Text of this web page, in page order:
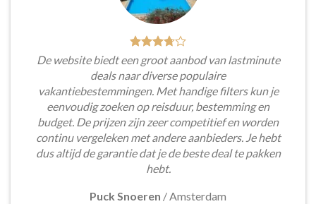
De website biedt een groot aanbod van lastminute
deals naar diverse populaire
vakantiebestemmingen. Met handige filters kun je
eenvoudig zoeken op reisduur, bestemming en
budget. De prijzen zijn zeer competitief en worden
continu vergeleken met andere aanbieders. Je hebt
dus altijd de garantie dat je de beste deal te pakken
hebt.
Puck Snoeren /Amsterdam